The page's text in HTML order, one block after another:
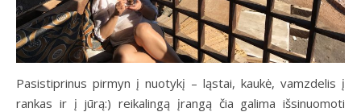
Pasistiprinus pirmyn į nuotykį – ląstai, kaukė, vamzdelis į
rankas ir į jūrą:) reikalingą įrangą čia galima išsinuomoti